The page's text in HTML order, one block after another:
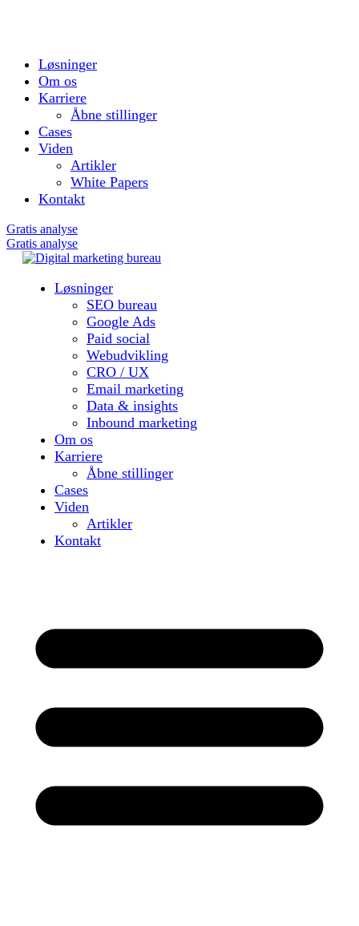
Løsninger
Om os
Karriere
Åbne stillinger
Cases
Viden
Artikler
White Papers
Kontakt
Gratis analyse
Gratis analyse
Løsninger
SEO bureau
Google Ads
Paid social
Webudvikling
CRO / UX
Email marketing
Data & insights
Inbound marketing
Om os
Karriere
Åbne stillinger
Cases
Viden
Artikler
Kontakt